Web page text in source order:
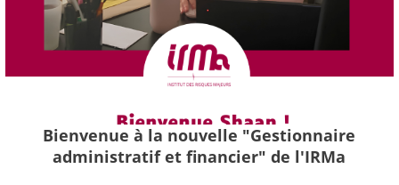
Bienvenue à la nouvelle "Gestionnaire
administratif et financier" de l'IRMa